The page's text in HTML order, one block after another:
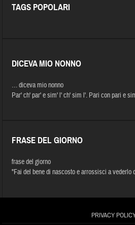
TAGS POPOLARI
DICEVA MIO NONNO
… diceva mio nonno
Par' ch' par' e sim' l' ch' sim l'. Pari con pari e
FRASE DEL GIORNO
frase del giorno
"Fai del bene di nascosto e arrossisci a vederlo
PRIVACY